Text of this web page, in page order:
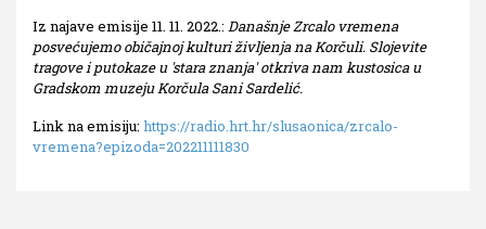
Iz najave emisije 11. 11. 2022.: Današnje Zrcalo vremena
posvećujemo običajnoj kulturi življenja na Korčuli. Slojevite
tragove i putokaze u 'stara znanja' otkriva nam kustosica u
Gradskom muzeju Korčula Sani Sardelić.
Link na emisiju: https://radio.hrt.hr/slusaonica/zrcalo-
vremena?epizoda=202211111830